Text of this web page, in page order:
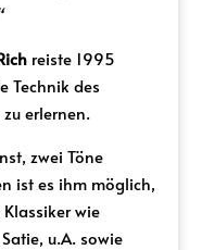
reiste 1995
Technik des
erlernen.
zwei Töne
ist es ihm möglich,
wie
u.A. sowie